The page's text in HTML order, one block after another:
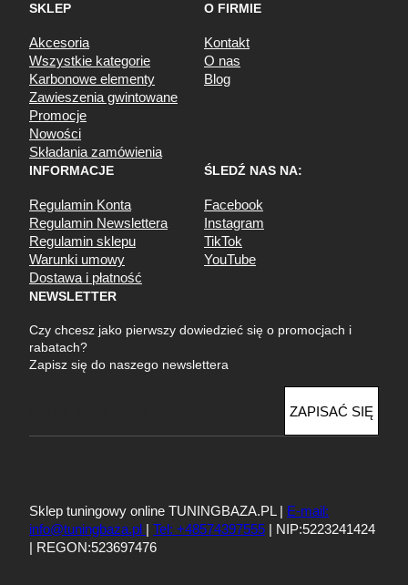
SKLEP
Akcesoria
Wszystkie kategorie
Karbonowe elementy
Zawieszenia gwintowane
Promocje
Nowości
Składania zamówienia
O FIRMIE
Kontakt
O nas
Blog
INFORMACJE
Regulamin Konta
Regulamin Newslettera
Regulamin sklepu
Warunki umowy
Dostawa i płatność
ŚLEDŹ NAS NA:
Facebook
Instagram
TikTok
YouTube
NEWSLETTER
Czy chcesz jako pierwszy dowiedzieć się o promocjach i
rabatach?
Zapisz się do naszego newslettera
a
ZAPISAĆ SIĘ
Sklep tuningowy online TUNINGBAZA.PL |
E-mail:
info@tuningbaza.pl
Tel: +48574397555 | NIP:5223241424
| REGON:523697476